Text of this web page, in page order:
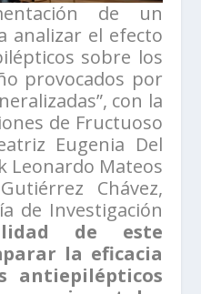
de un
analizar el efecto
sobre los
provocados por
con la
de Fructuoso
Eugenia Del
Leonardo Mateos
Chávez,
de Investigación
de este
la eficacia
antiepilépticos